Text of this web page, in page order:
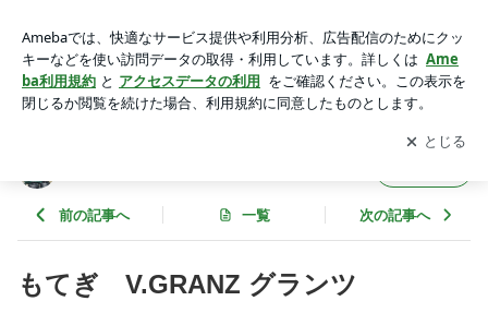
アプリをダウンロードして ブログの更新通知
を受け取りまし
ょう。
開く
前の記事へ 一覧 次の記事へ
もてぎ V.GRANZ グランツ